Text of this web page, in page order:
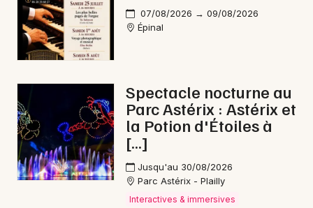
Newsletter des sorties
Artistes en tournée
Actus à Mirecourt
Magazine à Mirecourt
07/08/2026 → 09/08/2026
Épinal
Spectacle nocturne au
Parc Astérix : Astérix et
la Potion d'Étoiles à
[…]
Jusqu'au 30/08/2026
Parc Astérix - Plailly
Interactives & immersives